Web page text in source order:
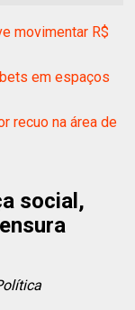
movimentar R$
em espaços
recuo na área de
social,